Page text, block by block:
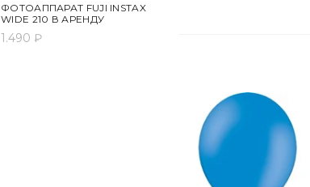
ФОТОАППАРАТ FUJI INSTAX
WIDE 210 В АРЕНДУ
1.490 ₽